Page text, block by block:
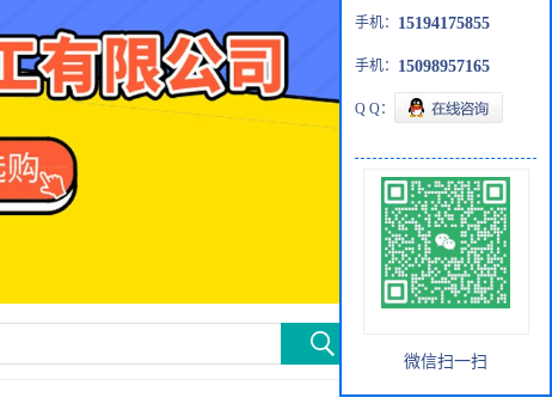
手机： 15194175855
手机： 15098957165
Q Q：
微信扫一扫